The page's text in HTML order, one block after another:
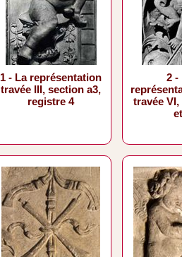
1 - La représentation
travée III, section a3,
registre 4
2 -
travée